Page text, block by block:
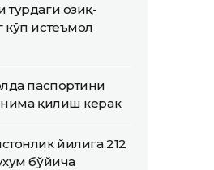
турдаги озиқ-
кўп истеъмол
паспортини
нима қилиш керак
йилига 212
бўйича